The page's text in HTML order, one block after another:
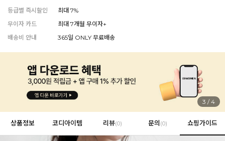
EVERY, SAY
인플루언서 PICK한 지금 꼭 필요한 장마룩!
등급별 즉시할인
최대 7%
무이자 카드
최대 7개월 무이자+
배송비 안내
365일 ONLY 무료배송
4 /4
상품정보 코디아이템 리뷰(0) 문의 (0) 쇼핑가이드